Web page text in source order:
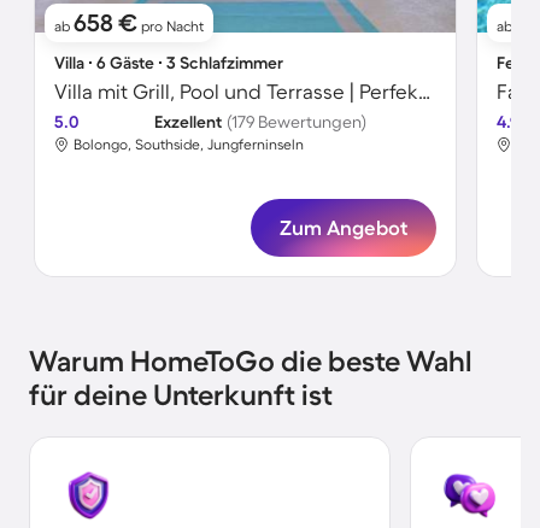
ab 658 € pro Nacht
Villa ∙ 6 Gäste ∙ 3 Schlafzimmer
Villa mit Grill, Pool und Terrasse | Perfekt für die Arbeit von Zuhause
5.0 Exzellent (179 Bewertungen)
Bolongo, Southside, Jungferninseln
Zum Angebot
ab
4.9
Warum HomeToGo die beste Wahl
für deine Unterkunft ist